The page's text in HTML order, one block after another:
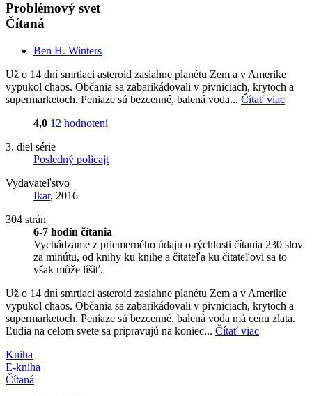
Problémový svet
Čítaná
Ben H. Winters
Už o 14 dní smrtiaci asteroid zasiahne planétu Zem a v Amerike
vypukol chaos. Občania sa zabarikádovali v pivniciach, krytoch a
supermarketoch. Peniaze sú bezcenné, balená voda... Čítať viac
4,0 12 hodnotení
3. diel série
Posledný policajt
Vydavateľstvo
Ikar, 2016
304 strán
6-7 hodín čítania
Vychádzame z priemerného údaju o rýchlosti čítania 230 slov
za minútu, od knihy ku knihe a čitateľa ku čitateľovi sa to
však môže líšiť.
Už o 14 dní smrtiaci asteroid zasiahne planétu Zem a v Amerike
vypukol chaos. Občania sa zabarikádovali v pivniciach, krytoch a
supermarketoch. Peniaze sú bezcenné, balená voda má cenu zlata.
Ľudia na celom svete sa pripravujú na koniec... Čítať viac
Kniha
E-kniha
Čítaná